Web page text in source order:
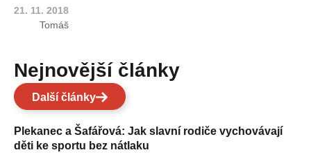
21. 11. 2018
Tomáš
Nejnovější články
Další články
Plekanec a Šafářová: Jak slavní rodiče vychovávají
děti ke sportu bez nátlaku